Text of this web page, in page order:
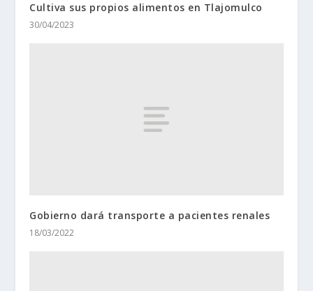
Cultiva sus propios alimentos en Tlajomulco
30/04/2023
Gobierno dará transporte a pacientes renales
18/03/2022